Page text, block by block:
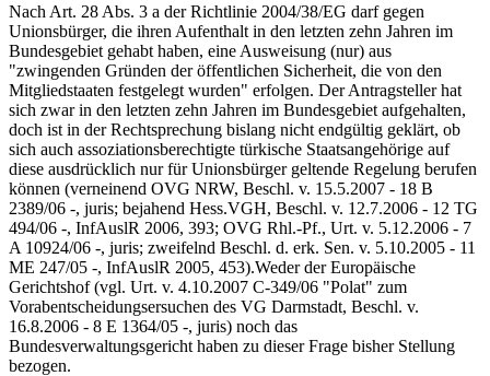
Nach Art. 28 Abs. 3 a der Richtlinie 2004/38/EG darf gegen
Unionsbürger, die ihren Aufenthalt in den letzten zehn Jahren im
Bundesgebiet gehabt haben, eine Ausweisung (nur) aus
"zwingenden Gründen der öffentlichen Sicherheit, die von den
Mitgliedstaaten festgelegt wurden" erfolgen. Der Antragsteller hat
sich zwar in den letzten zehn Jahren im Bundesgebiet aufgehalten,
doch ist in der Rechtsprechung bislang nicht endgültig geklärt, ob
sich auch assoziationsberechtigte türkische Staatsangehörige auf
diese ausdrücklich nur für Unionsbürger geltende Regelung berufen
können (verneinend OVG NRW, Beschl. v. 15.5.2007 - 18 B
2389/06 -, juris; bejahend Hess.VGH, Beschl. v. 12.7.2006 - 12 TG
494/06 -, InfAuslR 2006, 393; OVG Rhl.-Pf., Urt. v. 5.12.2006 - 7
A 10924/06 -, juris; zweifelnd Beschl. d. erk. Sen. v. 5.10.2005 - 11
ME 247/05 -, InfAuslR 2005, 453).Weder der Europäische
Gerichtshof (vgl. Urt. v. 4.10.2007 C-349/06 "Polat" zum
Vorabentscheidungsersuchen des VG Darmstadt, Beschl. v.
16.8.2006 - 8 E 1364/05 -, juris) noch das
Bundesverwaltungsgericht haben zu dieser Frage bisher Stellung
bezogen.